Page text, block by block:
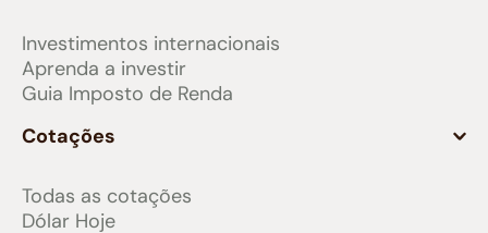
Investimentos internacionais
Aprenda a investir
Guia Imposto de Renda
Cotações
Todas as cotações
Dólar Hoje